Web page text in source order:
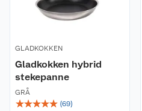
Vekt: 99 gram
Lengde: 23.8 cm
GLADKOKKEN
Gladkokken hybrid
stekepanne
GRÅ
☆☆☆☆☆ (69)